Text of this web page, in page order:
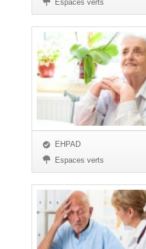
Espaces verts
EHPAD
Espaces verts